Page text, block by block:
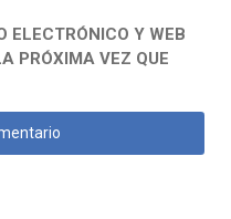
ELECTRÓNICO Y WEB
PRÓXIMA VEZ QUE